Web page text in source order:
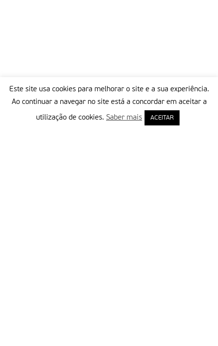
Este site usa cookies para melhorar o site e a sua experiência.
Ao continuar a navegar no site está a concordar em aceitar a
utilização de cookies. Saber mais ACEITAR